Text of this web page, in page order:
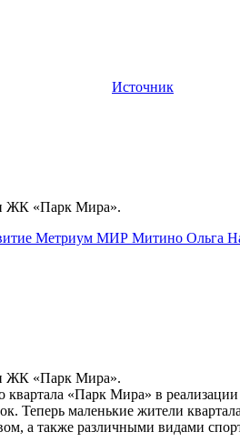
Источник
ЖК «Парк Мира».
Метриум МИР Митино Ольга
ЖК «Парк Мира».
квартала «Парк Мира» в
маленькие жители
а также различными видами